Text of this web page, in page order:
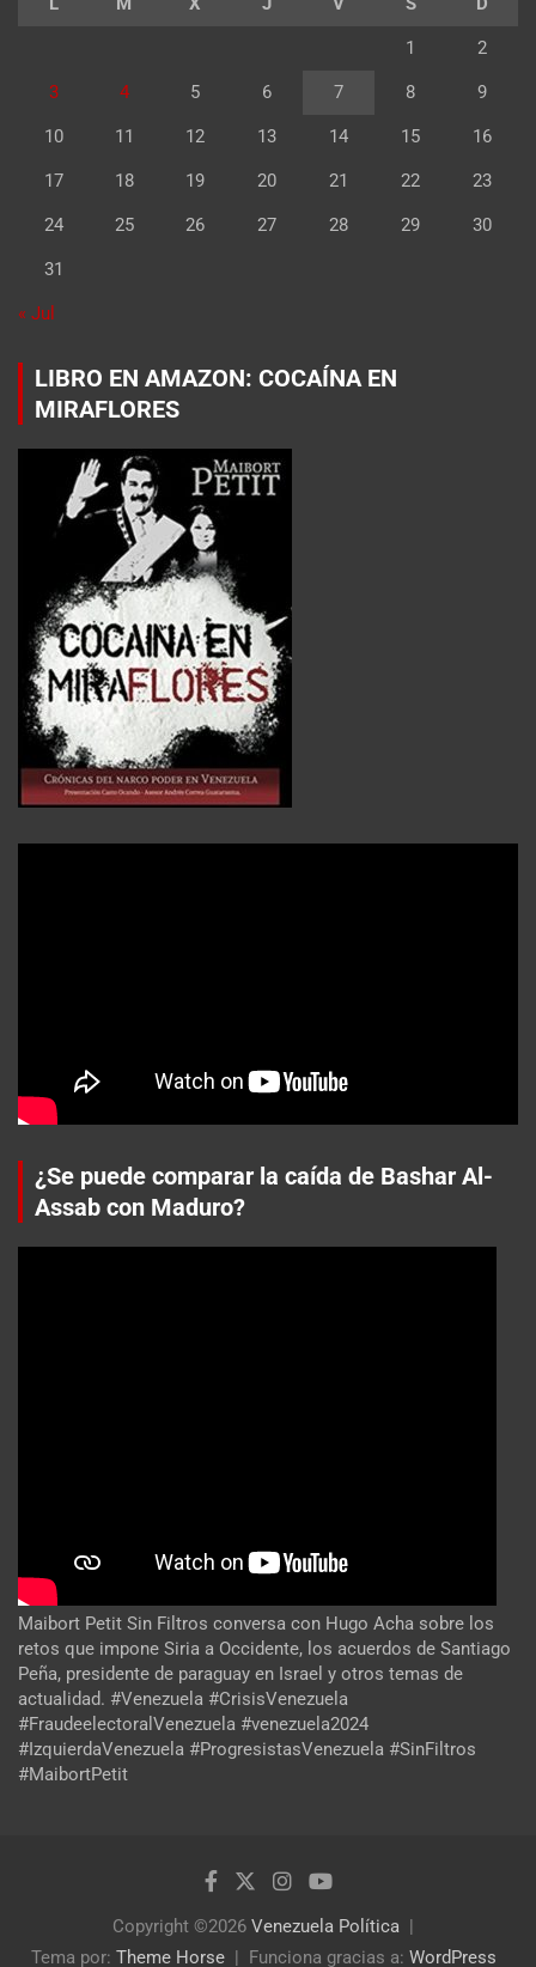
1 2
3 4 5 6 7 8 9
10 11 12 13 14 15 16
17 18 19 20 21 22 23
24 25 26 27 28 29 30
31
« Jul
LIBRO EN AMAZON: COCAÍNA EN
MIRAFLORES
¿Se puede comparar la caída de Bashar Al-
Assab con Maduro?
Maibort Petit Sin Filtros conversa con Hugo Acha sobre los
retos que impone Siria a Occidente, los acuerdos de Santiago
Peña, presidente de paraguay en Israel y otros temas de
actualidad. #Venezuela #CrisisVenezuela
#FraudeelectoralVenezuela #venezuela2024
#IzquierdaVenezuela #ProgresistasVenezuela #SinFiltros
#MaibortPetit
Copyright ©2026 Venezuela Política
Tema por: Theme Horse Funciona gracias a: WordPress